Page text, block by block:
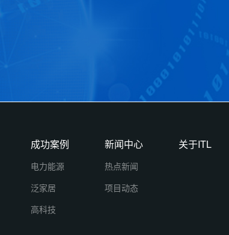
成功案例
电力能源
泛家居
高科技
新闻中心
热点新闻
项目动态
关于ITL